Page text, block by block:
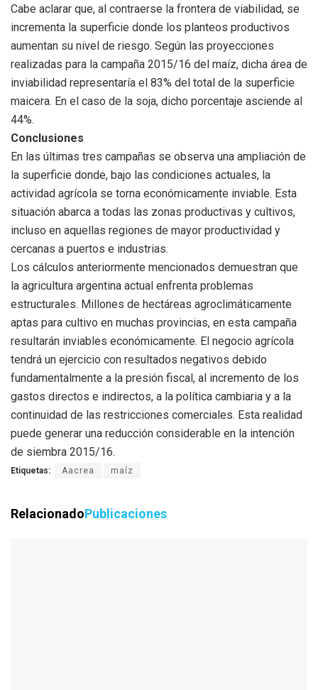
Cabe aclarar que, al contraerse la frontera de viabilidad, se
incrementa la superficie donde los planteos productivos
aumentan su nivel de riesgo. Según las proyecciones
realizadas para la campaña 2015/16 del maíz, dicha área de
inviabilidad representaría el 83% del total de la superficie
maicera. En el caso de la soja, dicho porcentaje asciende al
44%.
Conclusiones
En las últimas tres campañas se observa una ampliación de
la superficie donde, bajo las condiciones actuales, la
actividad agrícola se torna económicamente inviable. Esta
situación abarca a todas las zonas productivas y cultivos,
incluso en aquellas regiones de mayor productividad y
cercanas a puertos e industrias.
Los cálculos anteriormente mencionados demuestran que
la agricultura argentina actual enfrenta problemas
estructurales. Millones de hectáreas agroclimáticamente
aptas para cultivo en muchas provincias, en esta campaña
resultarán inviables económicamente. El negocio agrícola
tendrá un ejercicio con resultados negativos debido
fundamentalmente a la presión fiscal, al incremento de los
gastos directos e indirectos, a la política cambiaria y a la
continuidad de las restricciones comerciales. Esta realidad
puede generar una reducción considerable en la intención
de siembra 2015/16.
Etiquetas: Aacrea maíz
RelacionadoPublicaciones